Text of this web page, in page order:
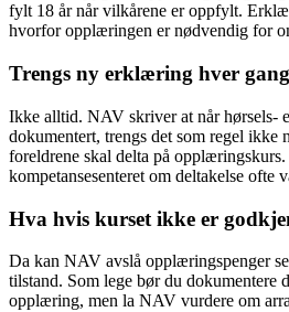
fylt 18 år når vilkårene er oppfylt.
hvorfor opplæringen er nødvendig for
Trengs ny erklæring hver
Ikke alltid. NAV skriver at når hørsels-
dokumentert, trengs det som regel
foreldrene skal delta på
kompetansesenteret om deltakelse ofte
Hva hvis kurset ikke er
Da kan NAV avslå opplæringspenger
tilstand. Som lege bør du dokumentere
opplæring, men la NAV vurdere om